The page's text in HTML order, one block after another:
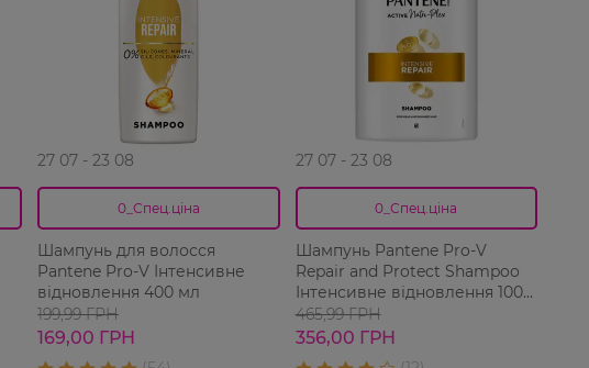
27 07 - 23 08
0_Спец.ціна
Шампунь для волосся
Pantene Pro-V Інтенсивне
відновлення 400 мл
199,99 ГРН
169,00 ГРН
27 07 - 23 08
0_Спец.ціна
Шампунь Pantene Pro-V
Repair and Protect Shampoo
Інтенсивне відновлення 1000
мл
465,99 ГРН
356,00 ГРН